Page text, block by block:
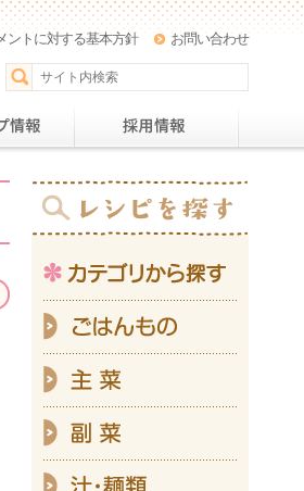
ントに対する基本方針 お問い合わせ